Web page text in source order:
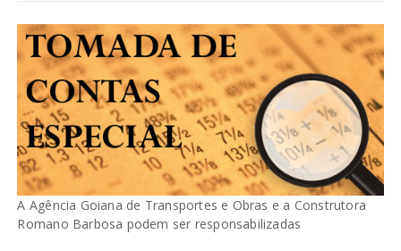
A Agência Goiana de Transportes e Obras e a Construtora
Romano Barbosa podem ser responsabilizadas